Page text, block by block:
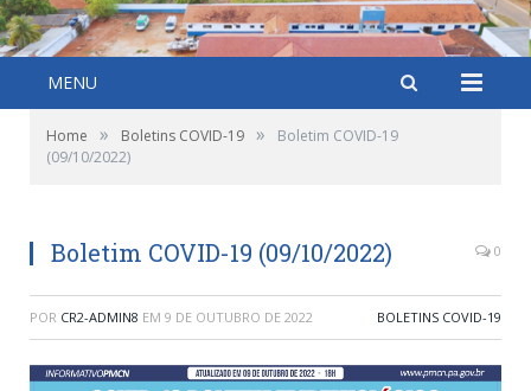
MENU
Home » Boletins COVID-19 »
Boletim COVID-19
(09/10/2022)
Boletim COVID-19 (09/10/2022) 0
POR CR2-ADMIN8 EM 9 DE OUTUBRO DE 2022 BOLETINS COVID-19